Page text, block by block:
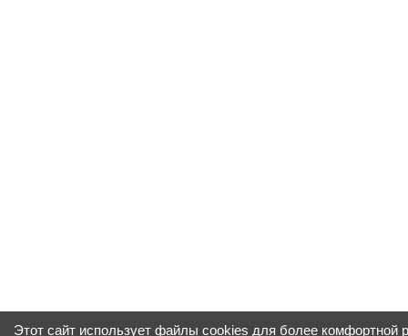
Этот сайт использует файлы cookies для более комфортной